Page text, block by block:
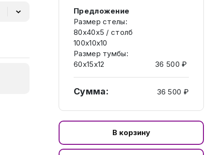
Предложение
Размер стелы:
80х40х5 / столб
100х10х10
Размер тумбы:
60х15х12
36 500 ₽
Сумма: 36 500 ₽
В корзину